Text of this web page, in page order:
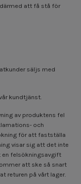
att få stå för
säljs med
kundtjänst.
av produktens fel
och
för att fastställa
visar sig att det inte
en felsökningsavgift
att ske så snart
returen på vårt lager.